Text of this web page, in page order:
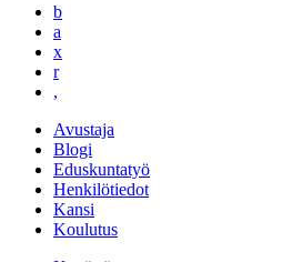
b
a
x
r
,
Avustaja
Blogi
Eduskuntatyö
Henkilötiedot
Kansi
Koulutus